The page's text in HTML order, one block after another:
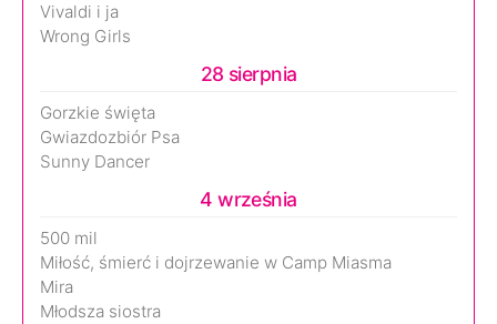
Vivaldi i ja
Wrong Girls
28 sierpnia
Gorzkie święta
Gwiazdozbiór Psa
Sunny Dancer
4 września
500 mil
Miłość, śmierć i dojrzewanie w Camp Miasma
Mira
Młodsza siostra